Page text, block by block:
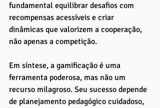
fundamental equilibrar desafios com
recompensas acessíveis e criar
dinâmicas que valorizem a cooperação,
não apenas a competição.
Em síntese, a gamificação é uma
ferramenta poderosa, mas não um
recurso milagroso. Seu sucesso depende
de planejamento pedagógico cuidadoso,